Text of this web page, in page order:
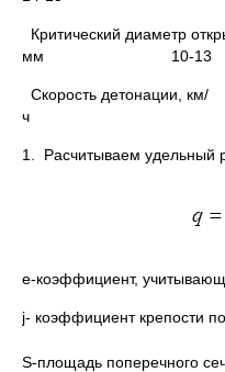
Критический диаметр
мм 10-13
Скорость детонации, км/
ч
1. Расчитываем удельный
e-коэффициент,
j- коэффициент крепости
S-площадь поперечного